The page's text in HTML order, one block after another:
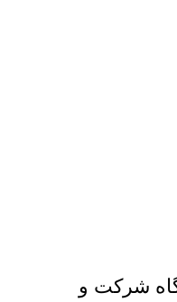
شرکت و